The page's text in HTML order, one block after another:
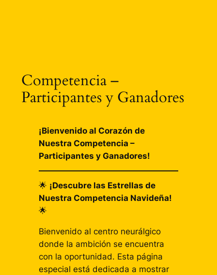
Competencia –
Participantes y Ganadores
¡Bienvenido al Corazón de
Nuestra Competencia –
Participantes y Ganadores!
🌟 ¡Descubre las Estrellas de
Nuestra Competencia Navideña!
🌟
Bienvenido al centro neurálgico
donde la ambición se encuentra
con la oportunidad. Esta página
especial está dedicada a mostrar